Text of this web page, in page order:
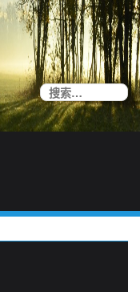
搜